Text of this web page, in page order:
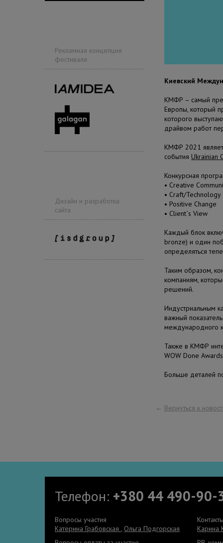
Рекламная концепция
фестиваля
Дизайн и разработка
сайта
Киевский
КМФР – самый
Европы, который
которого
драйвом работ
КМФР 2021
события Ukrainian
Конкурсная
• Creative
• Craft/Technology
• Positive Change
• Client`s View
Каждый блок
bronze) и один
определяться
Таким образом,
компаниям,
решений.
Индустриальным
важный
международного
Также в КМФР
WOW Done
Больше деталей
← Вернуться к
Телефон: +380 44 490-90-
Вопросы участия
Катерина Грабовская , Ольга Подгорская
Карина